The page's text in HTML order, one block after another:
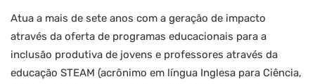
Atua a mais de sete anos com a geração de impacto
através da oferta de programas educacionais para a
inclusão produtiva de jovens e professores através da
educação STEAM (acrônimo em língua Inglesa para Ciência,